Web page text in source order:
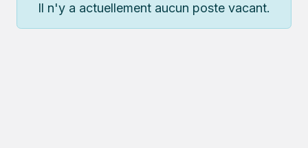
Il n'y a actuellement aucun poste vacant.